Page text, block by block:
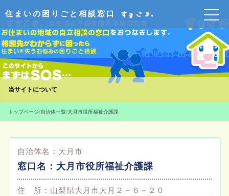
住まいの困りごと相談窓口
当サイトについて
トップページ/自治体一覧/大月市役所福祉介護課
自治体名： 大月市
窓口名： 大月市役所福祉介護課
住 所： 山梨県大月市大月２－６－２０